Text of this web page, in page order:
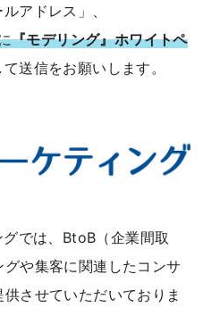
アドレス」、
『モデリング』ホワイトペ
送信をお願いします。
では、BtoB（企業間取
や集客に関連したコンサ
させていただいておりま